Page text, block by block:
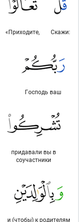
Скажи:
«Приходите,
Господь ваш
придавали вы в
соучастники
и (чтобы) к родителям